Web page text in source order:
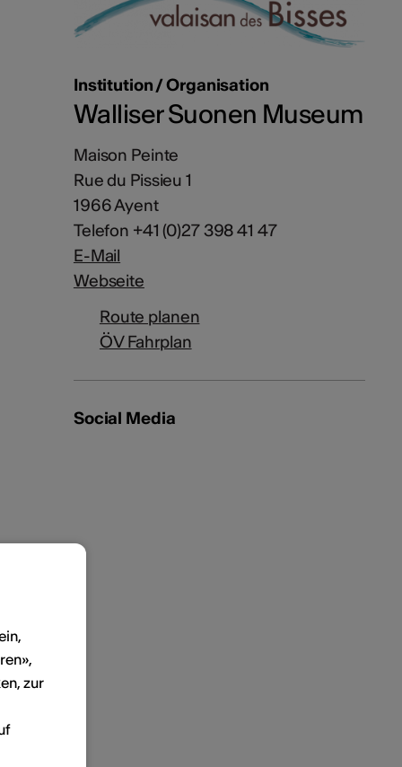
Institution / Organisation
Walliser Suonen Museum
Maison Peinte
Rue du Pissieu 1
1966 Ayent
Telefon +41 (0)27 398 41 47
E-Mail
Webseite
Route planen
ÖV Fahrplan
Social Media
zur